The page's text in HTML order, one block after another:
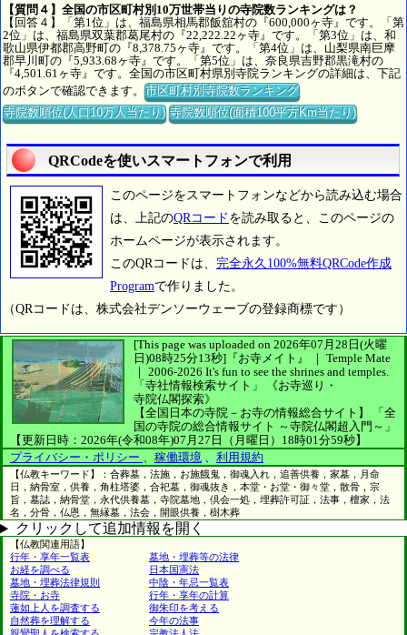
【質問４】全国の市区町村別10万世帯当りの寺院数ランキングは？
【回答４】「第1位」は、福島県相馬郡飯舘村の『600,000ヶ寺』です。「第
2位」は、福島県双葉郡葛尾村の『22,222.22ヶ寺』です。「第3位」は、和
歌山県伊都郡高野町の『8,378.75ヶ寺』です。「第4位」は、山梨県南巨摩
郡早川町の『5,933.68ヶ寺』です。「第5位」は、奈良県吉野郡黒滝村の
『4,501.61ヶ寺』です。全国の市区町村県別寺院ランキングの詳細は、下記
のボタンで確認できます。市区町村別寺院数ランキング
寺院数順位(人口10万人当たり) 寺院数順位(面積100平方Km当たり)
QRCodeを使いスマートフォンで利用
このページをスマートフォンなどから読み込む場合
は、上記のQRコード を読み取ると、このページの
ホームページが表示されます。
このQRコードは、 完全永久100%無料QRCode作成
Programで作りました。
（QRコードは、株式会社デンソーウェーブの登録商標です）
[This page was uploaded on 2026年07月28日(火曜
日)08時25分13秒] 『お寺メイト』 ｜ Temple Mate
｜ 2006-2026 It's fun to see the shrines and temples.
「寺社情報検索サイト」
《お寺巡り・
寺院仏閣探索》
【全国日本の寺院－お寺の情報総合サイト】
「全
国の寺院の総合情報サイト ～寺院仏閣超入門～」
【更新日時：2026年(令和08年)07月27日（月曜日）18時01分59秒】
プライバシー・ポリシー 、 稼働環境 、 利用規約
【仏教キーワード】：合葬墓，法施，お施餓鬼，御魂入れ，追善供養，家墓，月命
日，納骨室，供養，角柱塔婆，合祀墓，御魂抜き，本堂・お堂・御々堂，散骨，宗
旨，墓誌，納骨堂，永代供養墓，寺院墓地，倶会一処，埋葬許可証，法事，檀家，法
名，分骨，仏恩，無縁墓，法会，開眼供養，樹木葬
クリックして追加情報を開く
【仏教関連用語】
行年・享年一覧表
墓地・埋葬等の法律
お経を調べる
日本国憲法
墓地・埋葬法律規則
中陰・年忌一覧表
寺院・お寺
行年・享年の計算
蓮如上人を調査する
御朱印を考える
自然葬を理解する
今年の法事